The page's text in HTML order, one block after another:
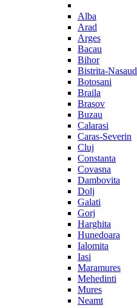
Alba
Arad
Arges
Bacau
Bihor
Bistrita-Nasaud
Botosani
Braila
Brasov
Buzau
Calarasi
Caras-Severin
Cluj
Constanta
Covasna
Dambovita
Dolj
Galati
Gorj
Harghita
Hunedoara
Ialomita
Iasi
Maramures
Mehedinti
Mures
Neamt